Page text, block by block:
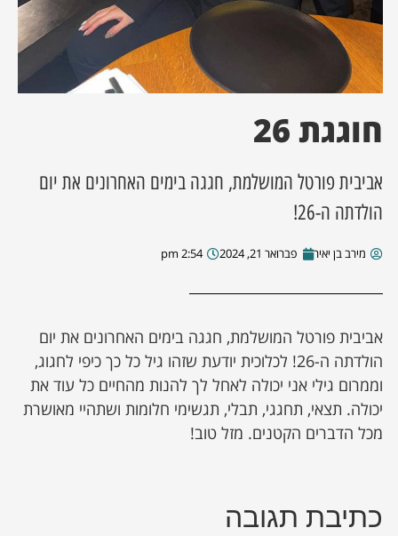
מסע מלחמה
השבוע
מקומית
חוגגת 26
אביבית פורטל המושלמת, חגגה בימים האחרונים את יום
הולדתה ה-26!
מירב בן יאיר פברואר 21, 2024 2:54 pm
אביבית פורטל המושלמת, חגגה בימים האחרונים את יום
הולדתה ה-26! לכלוכית יודעת שזהו גיל כל כך כיפי לחגוג,
וממרום גילי אני יכולה לאחל לך להנות מהחיים כל עוד את
יכולה. תצאי, תחגגי, תבלי, תגשימי חלומות ושתהיי מאושרת
מכל הדברים הקטנים. מזל טוב!
כתיבת תגובה